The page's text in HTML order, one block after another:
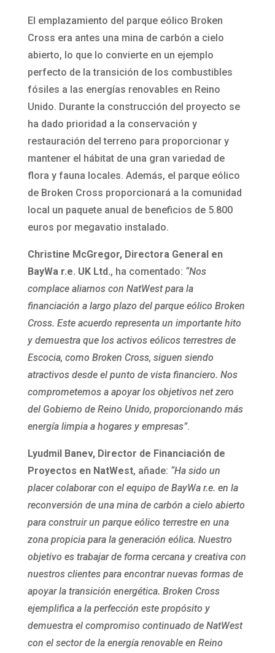
El emplazamiento del parque eólico Broken
Cross era antes una mina de carbón a cielo
abierto, lo que lo convierte en un ejemplo
perfecto de la transición de los combustibles
fósiles a las energías renovables en Reino
Unido. Durante la construcción del proyecto se
ha dado prioridad a la conservación y
restauración del terreno para proporcionar y
mantener el hábitat de una gran variedad de
flora y fauna locales. Además, el parque eólico
de Broken Cross proporcionará a la comunidad
local un paquete anual de beneficios de 5.800
euros por megavatio instalado.
Christine McGregor, Directora General en
BayWa r.e. UK Ltd., ha comentado: “Nos
complace aliarnos con NatWest para la
financiación a largo plazo del parque eólico Broken
Cross. Este acuerdo representa un importante hito
y demuestra que los activos eólicos terrestres de
Escocia, como Broken Cross, siguen siendo
atractivos desde el punto de vista financiero. Nos
comprometemos a apoyar los objetivos net zero
del Gobierno de Reino Unido, proporcionando más
energía limpia a hogares y empresas”.
Lyudmil Banev, Director de Financiación de
Proyectos en NatWest, añade: “Ha sido un
placer colaborar con el equipo de BayWa r.e. en la
reconversión de una mina de carbón a cielo abierto
para construir un parque eólico terrestre en una
zona propicia para la generación eólica. Nuestro
objetivo es trabajar de forma cercana y creativa con
nuestros clientes para encontrar nuevas formas de
apoyar la transición energética. Broken Cross
ejemplifica a la perfección este propósito y
demuestra el compromiso continuado de NatWest
con el sector de la energía renovable en Reino